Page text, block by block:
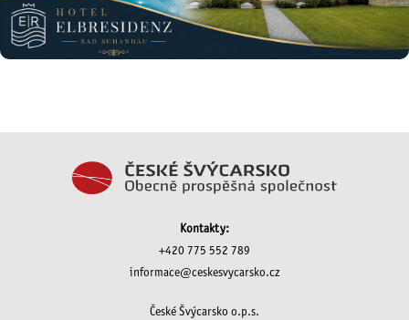
Kontakty:
+420 775 552 789
informace@ceskesvycarsko.cz
České Švýcarsko o.p.s.